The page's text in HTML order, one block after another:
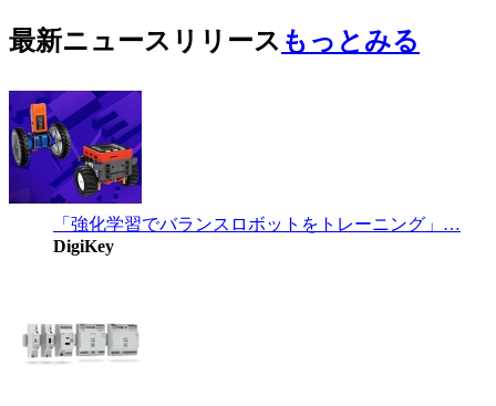
最新ニュースリリース もっとみる
「強化学習でバランスロボットをトレーニング」…
DigiKey